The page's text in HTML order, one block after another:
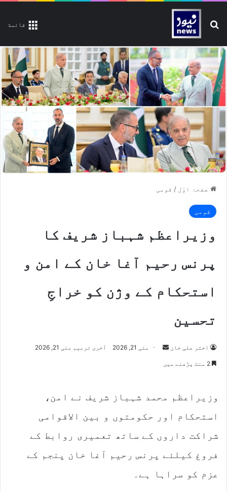
قائمة تلاش کیجیے
صفحۂ اوّل / قومی
قومی
وزیراعظم شہباز شریف کا
پرنس رحیم آغا خان کے امن و
استحکام کے وژن کو خراجِ
تحسین
اختر علی خان
Send مئی 21, 2026 آخری ترمیم مئی 21, 2026
وزیراعظم محمد شہباز شریف نے امن،
استحکام اور حکومتوں و بین الاقوامی
شراکت داروں کے ساتھ تعمیری روابط کے
فروغ کیلئے پرنس رحیم آغا خان پنجم کے
عزم کو سراہا ہے۔